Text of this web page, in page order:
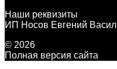
Наши реквизиты
ИП Носов Евгений
© 2026
Полная версия сайта